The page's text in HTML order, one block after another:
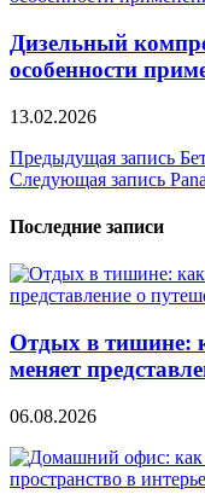
Дизельный
особенности
13.02.2026
Навигация
по
записям
Предыдущая запись
Следующая запись
Последние записи
Отдых в тишине:
меняет
06.08.2026